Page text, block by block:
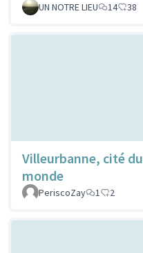
UN NOTRE LIEU 14 38
Villeurbanne, cité du
monde
PeriscoZay
1 2